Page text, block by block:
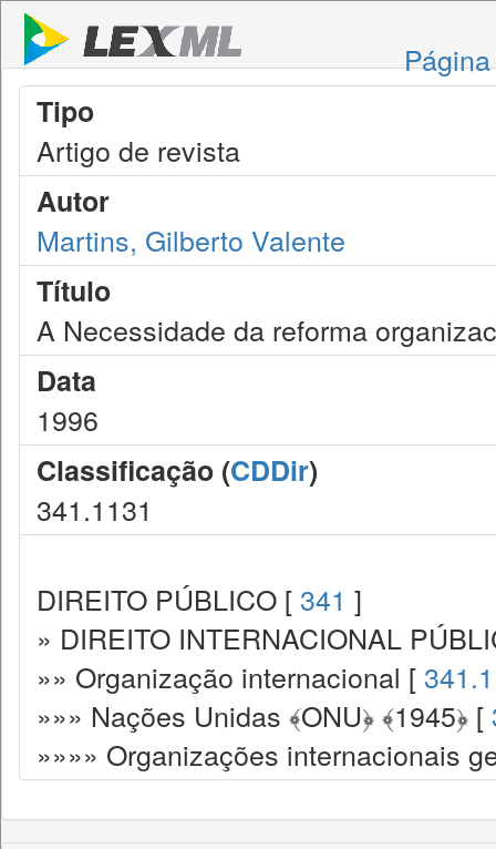
Tipo
Artigo de revista
Autor
Martins, Gilberto Valente
Título
A Necessidade da reforma
Data
1996
Classificação (CDDir)
341.1131
DIREITO PÚBLICO [ 341 ]
» DIREITO INTERNACIONAL
»» Organização internacional [
»»» Nações Unidas ﴾ONU﴿ ﴾1945﴿ [
»»»» Organizações internacionais